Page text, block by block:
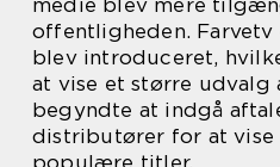
offentligheden.
blev introduceret,
at vise et større udvalg
begyndte at indgå
distributører for at vise
populære titler.